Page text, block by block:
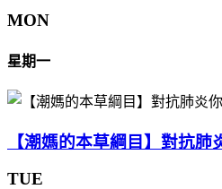
MON
星期一
【潮媽的本草綱目】對抗肺
TUE